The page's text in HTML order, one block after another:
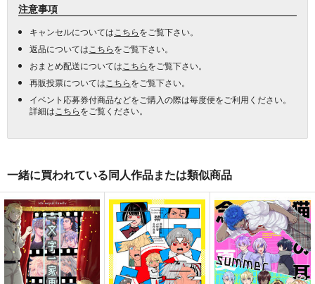
注意事項
キャンセルについては こちらをご覧下さい。
返品については こちらをご覧下さい。
おまとめ配送については こちらをご覧下さい。
再販投票については こちらをご覧下さい。
イベント応募券付商品などをご購入の際は毎度便をご利用ください。
詳細は こちらをご覧ください。
一緒に買われている同人作品または類似商品